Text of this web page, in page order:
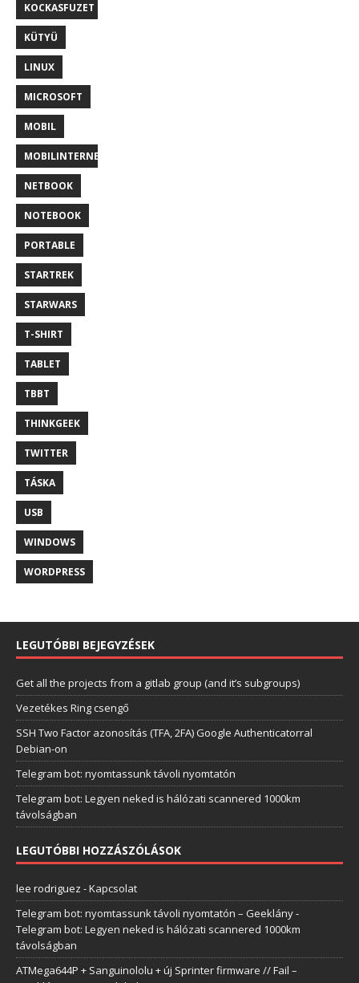
KOCKASFUZET
KÜTYÜ
LINUX
MICROSOFT
MOBIL
MOBILINTERNET
NETBOOK
NOTEBOOK
PORTABLE
STARTREK
STARWARS
T-SHIRT
TABLET
TBBT
THINKGEEK
TWITTER
TÁSKA
USB
WINDOWS
WORDPRESS
LEGUTÓBBI BEJEGYZÉSEK
Get all the projects from a gitlab group (and it’s subgroups)
Vezetékes Ring csengő
SSH Two Factor azonosítás (TFA, 2FA) Google Authenticatorral
Debian-on
Telegram bot: nyomtassunk távoli nyomtatón
Telegram bot: Legyen neked is hálózati scannered 1000km
távolságban
LEGUTÓBBI HOZZÁSZÓLÁSOK
lee rodriguez -Kapcsolat
Telegram bot: nyomtassunk távoli nyomtatón – Geeklány-
Telegram bot: Legyen neked is hálózati scannered 1000km
távolságban
ATMega644P + Sanguinololu + új Sprinter firmware // Fail –